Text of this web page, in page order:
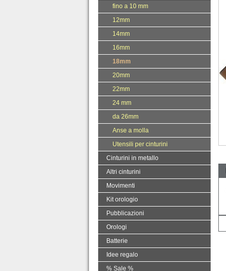
fino a 10 mm
12mm
14mm
16mm
18mm
20mm
22mm
24 mm
da 26mm
Anse a molla
Utensili per cinturini
Cinturini in metallo
Altri cinturini
Movimenti
Kit orologio
Pubblicazioni
Orologi
Batterie
Idee regalo
% Sale %